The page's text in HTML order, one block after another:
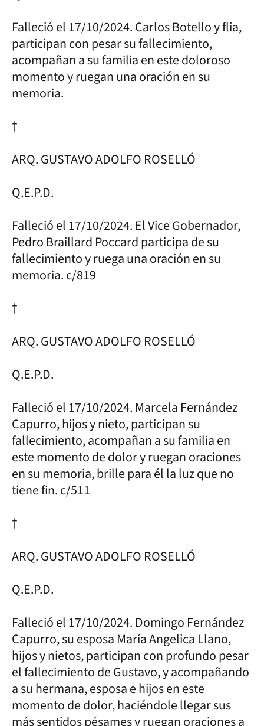
Falleció el 17/10/2024. Carlos Botello y flia,
participan con pesar su fallecimiento,
acompañan a su familia en este doloroso
momento y ruegan una oración en su
memoria.
†
ARQ. GUSTAVO ADOLFO ROSELLÓ
Q.E.P.D.
Falleció el 17/10/2024. El Vice Gobernador,
Pedro Braillard Poccard participa de su
fallecimiento y ruega una oración en su
memoria. c/819
†
ARQ. GUSTAVO ADOLFO ROSELLÓ
Q.E.P.D.
Falleció el 17/10/2024. Marcela Fernández
Capurro, hijos y nieto, participan su
fallecimiento, acompañan a su familia en
este momento de dolor y ruegan oraciones
en su memoria, brille para él la luz que no
tiene fin. c/511
†
ARQ. GUSTAVO ADOLFO ROSELLÓ
Q.E.P.D.
Falleció el 17/10/2024. Domingo Fernández
Capurro, su esposa María Angelica Llano,
hijos y nietos, participan con profundo pesar
el fallecimiento de Gustavo, y acompañando
a su hermana, esposa e hijos en este
momento de dolor, haciéndole llegar sus
más sentidos pésames y ruegan oraciones a